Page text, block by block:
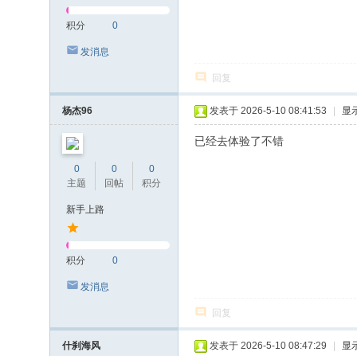
积分 0
发消息
回复
杨杰96
0
主题
0
回帖
0
积分
新手上路
积分 0
发消息
发表于 2026-5-10 08:41:53 显
已经去体验了不错
回复
什刹海风 发表于 2026-5-10 08:47:29 显